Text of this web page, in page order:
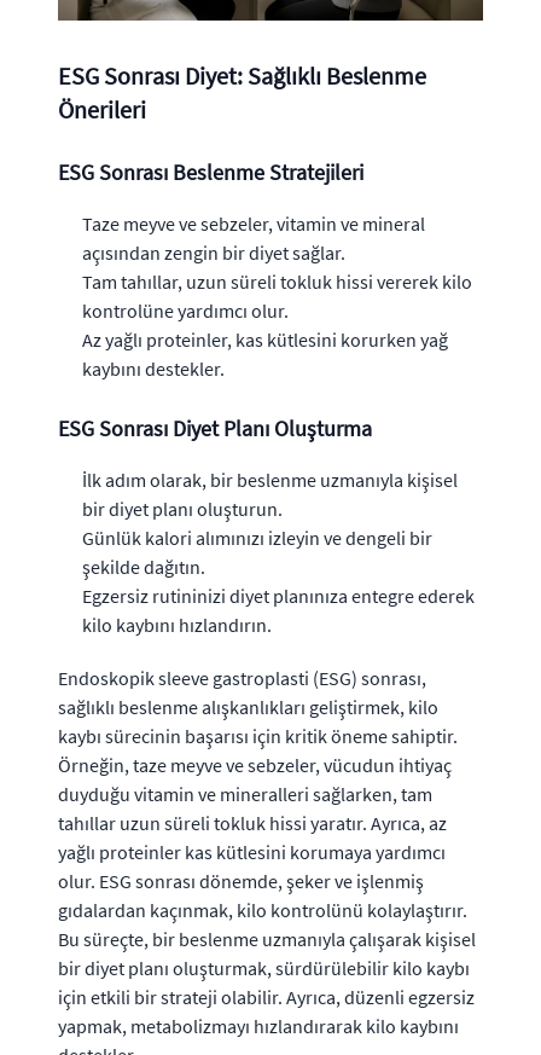
ESG Sonrası Diyet: Sağlıklı Beslenme
Önerileri
ESG Sonrası Beslenme Stratejileri
Taze meyve ve sebzeler, vitamin ve mineral
açısından zengin bir diyet sağlar.
Tam tahıllar, uzun süreli tokluk hissi vererek kilo
kontrolüne yardımcı olur.
Az yağlı proteinler, kas kütlesini korurken yağ
kaybını destekler.
ESG Sonrası Diyet Planı Oluşturma
İlk adım olarak, bir beslenme uzmanıyla kişisel
bir diyet planı oluşturun.
Günlük kalori alımınızı izleyin ve dengeli bir
şekilde dağıtın.
Egzersiz rutininizi diyet planınıza entegre ederek
kilo kaybını hızlandırın.
Endoskopik sleeve gastroplasti (ESG) sonrası,
sağlıklı beslenme alışkanlıkları geliştirmek, kilo
kaybı sürecinin başarısı için kritik öneme sahiptir.
Örneğin, taze meyve ve sebzeler, vücudun ihtiyaç
duyduğu vitamin ve mineralleri sağlarken, tam
tahıllar uzun süreli tokluk hissi yaratır. Ayrıca, az
yağlı proteinler kas kütlesini korumaya yardımcı
olur. ESG sonrası dönemde, şeker ve işlenmiş
gıdalardan kaçınmak, kilo kontrolünü kolaylaştırır.
Bu süreçte, bir beslenme uzmanıyla çalışarak kişisel
bir diyet planı oluşturmak, sürdürülebilir kilo kaybı
için etkili bir strateji olabilir. Ayrıca, düzenli egzersiz
yapmak, metabolizmayı hızlandırarak kilo kaybını